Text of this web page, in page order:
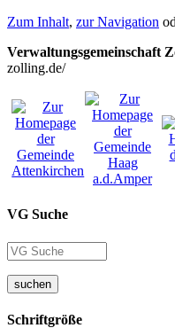
Zum Inhalt, zur Navigation
Verwaltungsgemeinschaft
zolling.de/
VG Suche
suchen
Schriftgröße